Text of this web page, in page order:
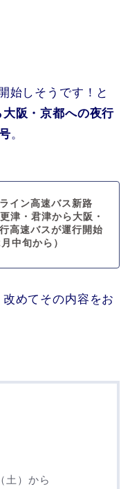
始しそうです！と
阪・京都への夜行
。
ライン高速バス新路
津・君津から大阪・
高速バスが運行開始
中旬から）
めてその内容をお
土）から